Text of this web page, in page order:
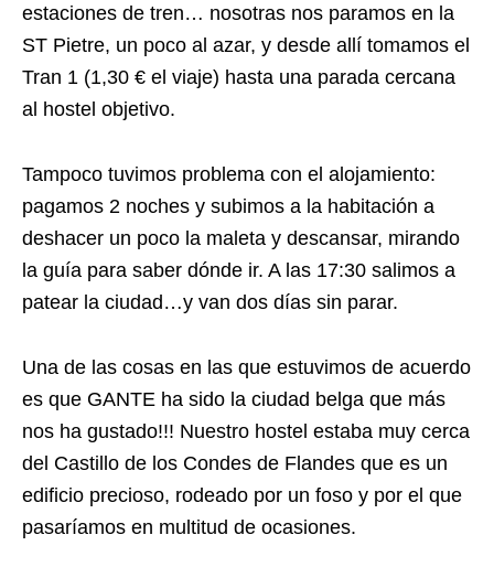
estaciones de tren… nosotras nos paramos en la
ST Pietre, un poco al azar, y desde allí tomamos el
Tran 1 (1,30 € el viaje) hasta una parada cercana
al hostel objetivo.
Tampoco tuvimos problema con el alojamiento:
pagamos 2 noches y subimos a la habitación a
deshacer un poco la maleta y descansar, mirando
la guía para saber dónde ir. A las 17:30 salimos a
patear la ciudad…y van dos días sin parar.
Una de las cosas en las que estuvimos de acuerdo
es que GANTE ha sido la ciudad belga que más
nos ha gustado!!! Nuestro hostel estaba muy cerca
del Castillo de los Condes de Flandes que es un
edificio precioso, rodeado por un foso y por el que
pasaríamos en multitud de ocasiones.